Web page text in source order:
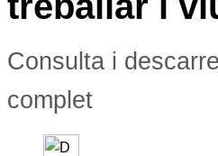
Consulta i
complet